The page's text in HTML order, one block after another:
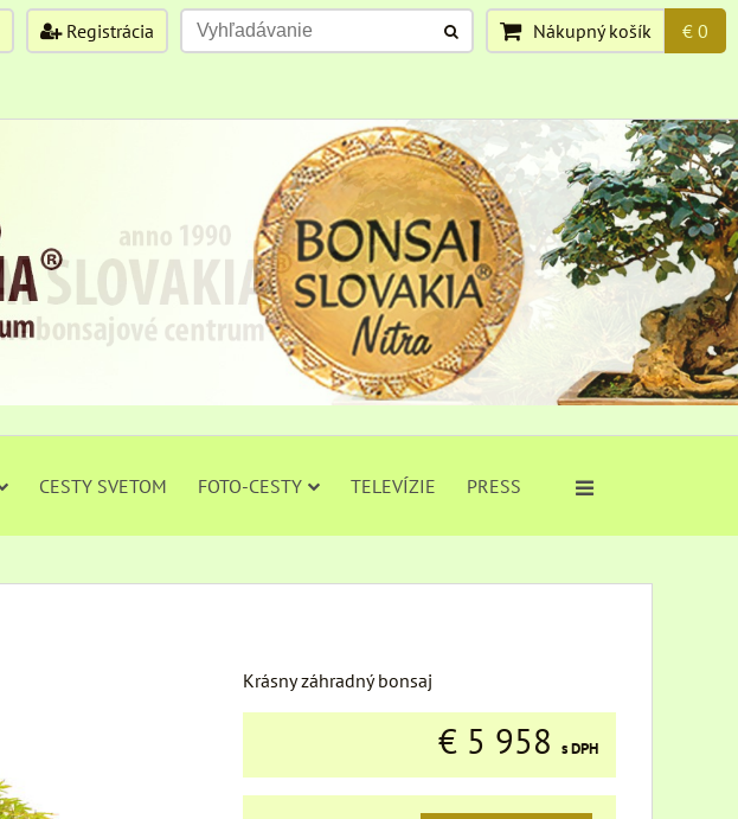
Registrácia Nákupný košík € 0
CESTY SVETOM FOTO-CESTY TELEVÍZIE PRESS
Krásny záhradný bonsaj
€ 5 958 s DPH